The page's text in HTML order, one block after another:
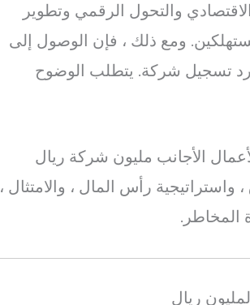
والتحول الرقمي وتطوير
ومع ذلك ، فإن الوصول إلى
تسجيل شركة. يتطلب الوضوح
الأجانب مليون شركة ريال
رأس المال ، والامتثال ،
المخاطر.
ريال